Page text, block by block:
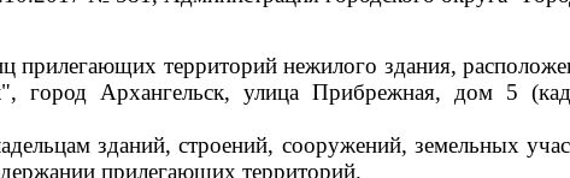
прилегающих территорий нежилого здания,
город Архангельск, улица Прибрежная, дом 5
зданий, строений, сооружений, земельных
прилегающих территорий.